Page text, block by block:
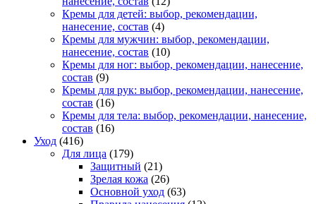
Кремы для детей: выбор, рекомендации,
нанесение, состав (4)
Кремы для мужчин: выбор, рекомендации,
нанесение, состав (10)
Кремы для ног: выбор, рекомендации, нанесение,
состав (9)
Кремы для рук: выбор, рекомендации, нанесение,
состав (16)
Кремы для тела: выбор, рекомендации, нанесение,
состав (16)
Уход (416)
Для лица (179)
Защитный (21)
Зрелая кожа (26)
Основной уход (63)